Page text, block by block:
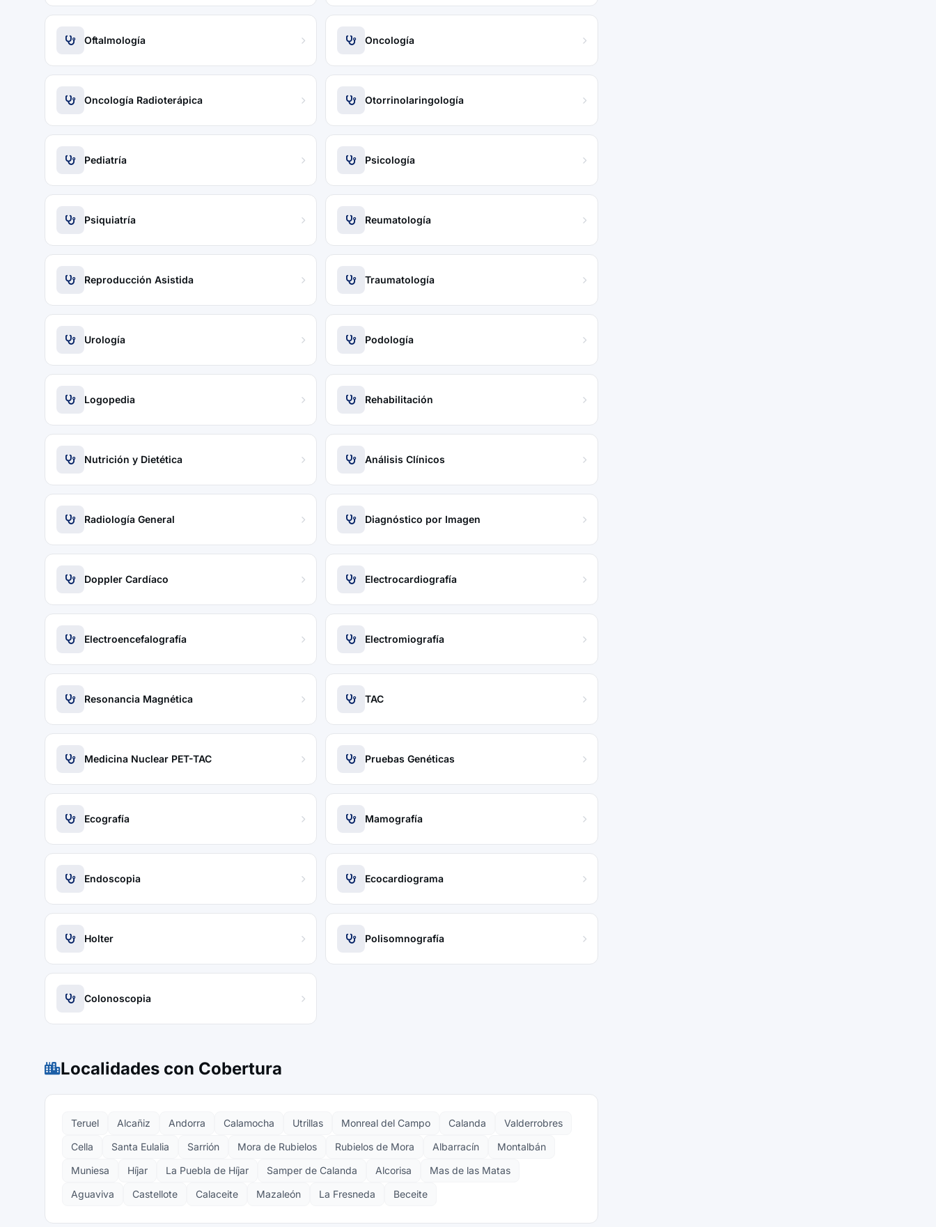
Oftalmología Oncología
Oncología Radioterápica Otorrinolaringología
Pediatría Psicología
Psiquiatría Reumatología
Reproducción Asistida Traumatología
Urología Podología
Logopedia Rehabilitación
Nutrición y Dietética Análisis Clínicos
Radiología General Diagnóstico por Imagen
Doppler Cardíaco Electrocardiografía
Electroencefalografía Electromiografía
Resonancia Magnética TAC
Medicina Nuclear PET-TAC Pruebas Genéticas
Ecografía Mamografía
Endoscopia Ecocardiograma
Holter Polisomnografía
Colonoscopia
Localidades con Cobertura
Teruel Alcañiz Andorra Calamocha Utrillas Monreal del Campo Calanda
Valderrobres
Cella
Santa Eulalia Sarrión Mora de Rubielos Rubielos de Mora Albarracín
Montalbán
Muniesa
Híjar La Puebla de Híjar Samper de Calanda Alcorisa
Mas de las Matas
Aguaviva
Castellote Calaceite Mazaleón La Fresneda Beceite